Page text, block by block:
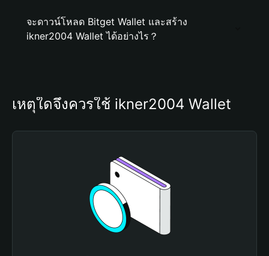
จะดาวน์โหลด Bitget Wallet และสร้าง
ikner2004 Wallet ได้อย่างไร？
เหตุใดจึงควรใช้ ikner2004 Wallet